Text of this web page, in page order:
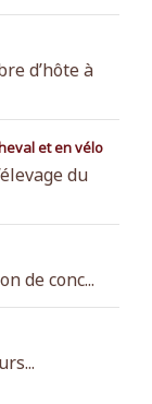
d’hôte à
et en vélo
du
de conc...